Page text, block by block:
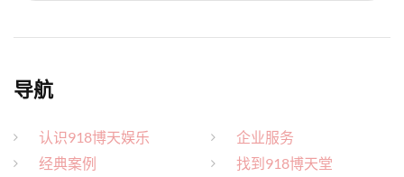
导航
认识918博天娱乐
经典案例
企业服务
找到918博天堂